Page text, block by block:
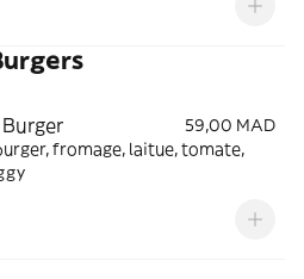
59,00 MAD
fromage, laitue, tomate,